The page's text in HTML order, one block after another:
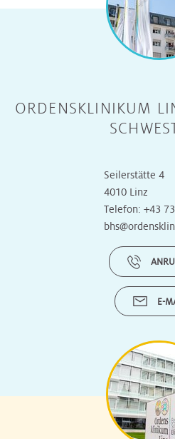
ORDENSKLINIKUM
Seilerstätte 4
4010 Linz
Telefon: +43
E-